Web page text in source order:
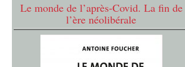
Le monde de l’après-Covid. La fin de
l’ère néolibérale